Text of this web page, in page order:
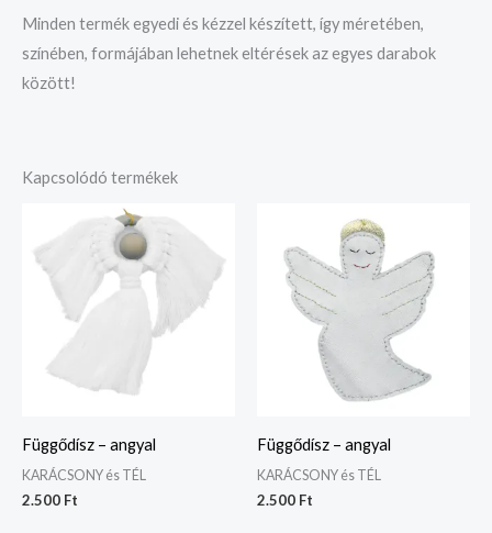
Minden termék egyedi és kézzel készített, így méretében,
színében, formájában lehetnek eltérések az egyes darabok
között!
Kapcsolódó termékek
Függődísz – angyal
KARÁCSONY és TÉL
2.500 Ft
Függődísz – angyal
KARÁCSONY és TÉL
2.500 Ft